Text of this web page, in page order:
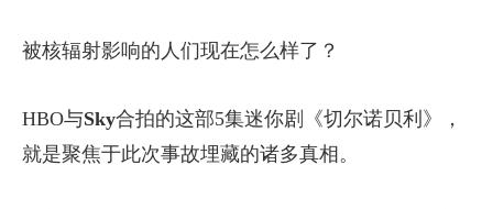
被核辐射影响的人们现在怎么样了？
HBO与Sky合拍的这部5集迷你剧《切尔诺贝利》，
就是聚焦于此次事故埋藏的诸多真相。